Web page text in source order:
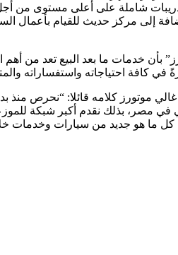
شاملة على أعلى مستوى من أجل
إلى مركز حديث للقيام
كافة احتياجاته واستفساراته
جيلي في مصر، بذلك نقدم أكبر
ما هو جديد من سيارات وخدمات